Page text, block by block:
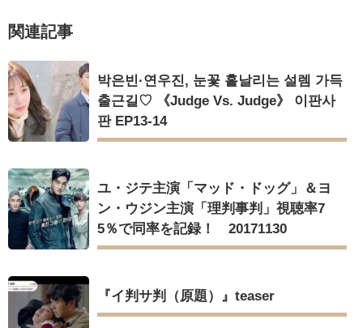
Powered by livedoor 相互RSS
か」出演で話題 Big News TV
Powered by livedoor 相互RSS
関連記事
박은빈·연우진, 눈꽃 흩날리는 설렘 가득
출근길♡ 《Judge Vs. Judge》 이판사
판 EP13-14
ユ・ジテ主演「マッド・ドッグ」＆ヨ
ン・ウジン主演「理判事判」視聴率7
5％で同率を記録！ 20171130
『イ判サ判（原題）』teaser